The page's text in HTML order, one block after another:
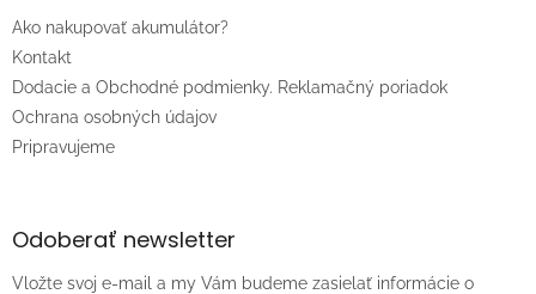
Ako nakupovať akumulátor?
Kontakt
Dodacie a Obchodné podmienky. Reklamačný poriadok
Ochrana osobných údajov
Pripravujeme
Odoberať newsletter
Vložte svoj e-mail a my Vám budeme zasielať informácie o